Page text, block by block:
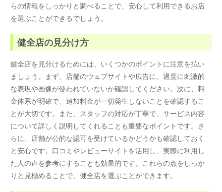
らの情報をしっかりと調べることで、安心して利用できるお店
を選ぶことができるでしょう。
健全店の見分け方
健全店を見分けるためには、いくつかのポイントに注意を払い
ましょう。まず、店舗のウェブサイトや広告に、過度に刺激的
な表現や画像が使われていないか確認してください。次に、料
金体系が明確で、追加料金が一切発生しないことを確認するこ
とが大切です。また、スタッフの対応が丁寧で、サービス内容
について詳しく説明してくれることも重要なポイントです。さ
らに、店舗が公的な認可を受けているかどうかも確認しておく
と安心です。口コミやレビューサイトを活用し、実際に利用し
た人の声を参考にすることも効果的です。これらの点をしっか
りと見極めることで、健全店を選ぶことができます。